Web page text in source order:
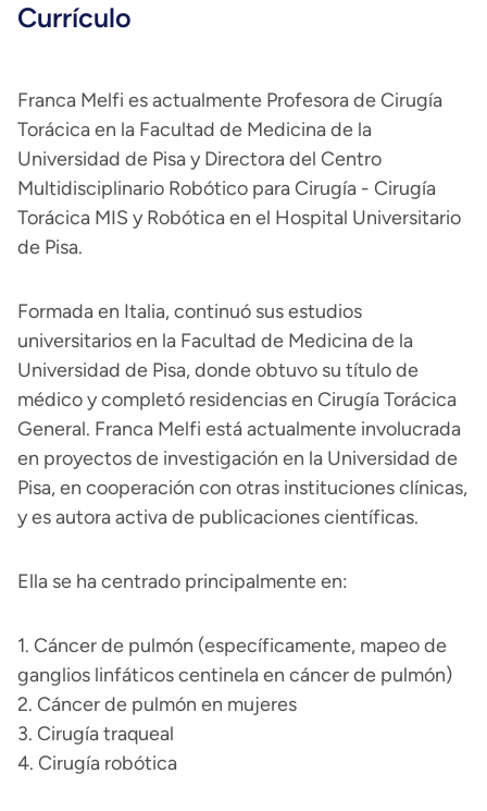
Currículo
Franca Melfi es actualmente Profesora de Cirugía
Torácica en la Facultad de Medicina de la
Universidad de Pisa y Directora del Centro
Multidisciplinario Robótico para Cirugía - Cirugía
Torácica MIS y Robótica en el Hospital Universitario
de Pisa.
Formada en Italia, continuó sus estudios
universitarios en la Facultad de Medicina de la
Universidad de Pisa, donde obtuvo su título de
médico y completó residencias en Cirugía Torácica
General. Franca Melfi está actualmente involucrada
en proyectos de investigación en la Universidad de
Pisa, en cooperación con otras instituciones clínicas,
y es autora activa de publicaciones científicas.
Ella se ha centrado principalmente en:
1. Cáncer de pulmón (específicamente, mapeo de
ganglios linfáticos centinela en cáncer de pulmón)
2. Cáncer de pulmón en mujeres
3. Cirugía traqueal
4. Cirugía robótica